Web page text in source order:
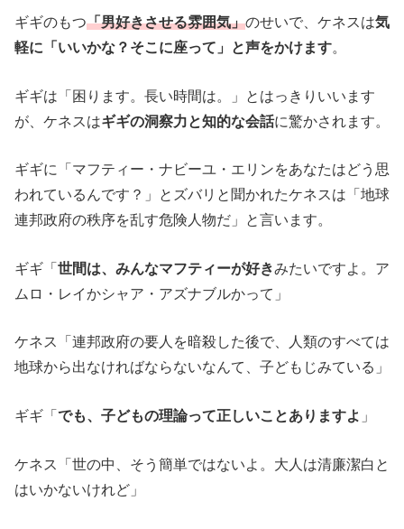
ギギのもつ「男好きさせる雰囲気」のせいで、ケネスは気
軽に「いいかな？そこに座って」と声をかけます。
ギギは「困ります。長い時間は。」とはっきりいいます
が、ケネスはギギの洞察力と知的な会話に驚かされます。
ギギに「マフティー・ナビーユ・エリンをあなたはどう思
われているんです？」とズバリと聞かれたケネスは「地球
連邦政府の秩序を乱す危険人物だ」と言います。
ギギ「 世間は、みんなマフティーが好きみたいですよ。ア
ムロ・レイかシャア・アズナブルかって」
ケネス「連邦政府の要人を暗殺した後で、人類のすべては
地球から出なければならないなんて、子どもじみている」
ギギ「 でも、子どもの理論って正しいことありますよ 」
ケネス「世の中、そう簡単ではないよ。大人は清廉潔白と
はいかないけれど」